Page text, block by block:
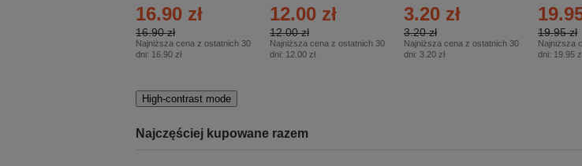
16.90 zł
16.90 zł
Najniższa cena z ostatnich 30
dni: 16.90 zł
12.00 zł
12.00 zł
Najniższa cena z ostatnich 30
dni: 12.00 zł
3.20 zł
3.20 zł
Najniższa cena z ostatnich 30
dni: 3.20 zł
19.95 zł
Najniższa
dni: 19.95
High-contrast mode
Najczęściej kupowane razem